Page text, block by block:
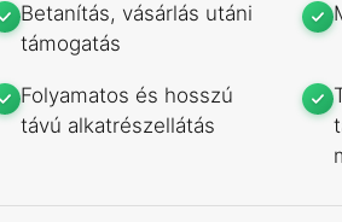
Betanítás, vásárlás utáni
támogatás
Folyamatos és hosszú
távú alkatrészellátás